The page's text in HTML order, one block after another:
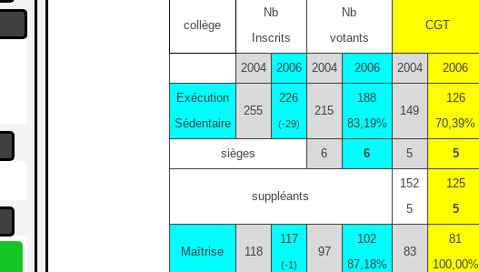
collège
Nb
Inscrits
Nb
votants
CGT
2004 2006 2004 2006 2004 2006
Exécution
Sédentaire
255
226
(-29)
215
188
83,19%
149
126
70,39%
sièges 6 6 5 5
suppléants
152
5
125
5
Maîtrise 118
117
(-1)
97
102
87,18%
83
81
100,00%